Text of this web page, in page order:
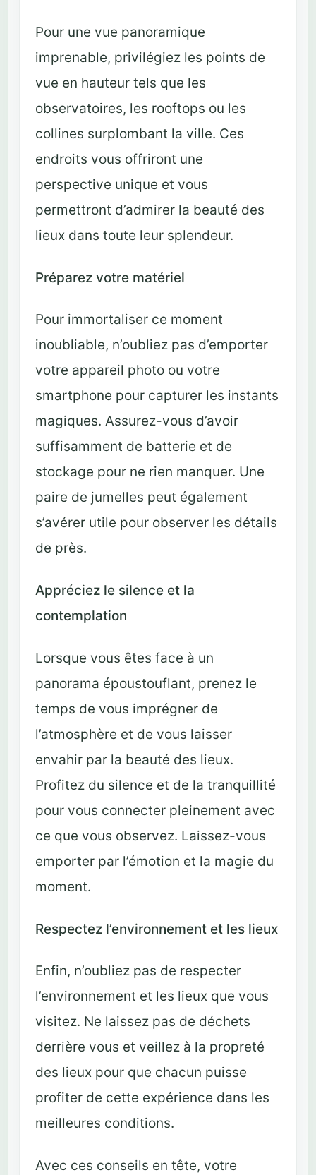
Pour une vue panoramique
imprenable, privilégiez les points de
vue en hauteur tels que les
observatoires, les rooftops ou les
collines surplombant la ville. Ces
endroits vous offriront une
perspective unique et vous
permettront d’admirer la beauté des
lieux dans toute leur splendeur.
Préparez votre matériel
Pour immortaliser ce moment
inoubliable, n’oubliez pas d’emporter
votre appareil photo ou votre
smartphone pour capturer les instants
magiques. Assurez-vous d’avoir
suffisamment de batterie et de
stockage pour ne rien manquer. Une
paire de jumelles peut également
s’avérer utile pour observer les détails
de près.
Appréciez le silence et la
contemplation
Lorsque vous êtes face à un
panorama époustouflant, prenez le
temps de vous imprégner de
l’atmosphère et de vous laisser
envahir par la beauté des lieux.
Profitez du silence et de la tranquillité
pour vous connecter pleinement avec
ce que vous observez. Laissez-vous
emporter par l’émotion et la magie du
moment.
Respectez l’environnement et les lieux
Enfin, n’oubliez pas de respecter
l’environnement et les lieux que vous
visitez. Ne laissez pas de déchets
derrière vous et veillez à la propreté
des lieux pour que chacun puisse
profiter de cette expérience dans les
meilleures conditions.
Avec ces conseils en tête, votre